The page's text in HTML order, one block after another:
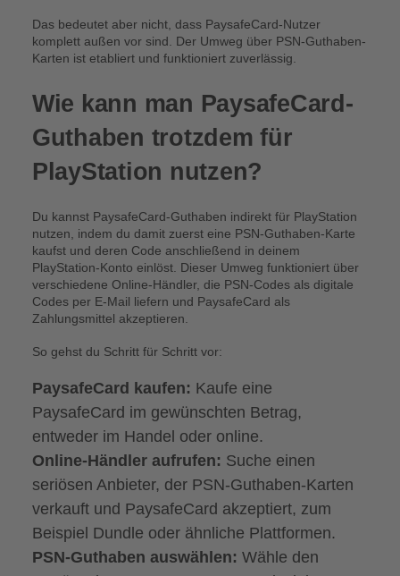
Das bedeutet aber nicht, dass PaysafeCard-Nutzer
komplett außen vor sind. Der Umweg über PSN-Guthaben-
Karten ist etabliert und funktioniert zuverlässig.
Wie kann man PaysafeCard-
Guthaben trotzdem für
PlayStation nutzen?
Du kannst PaysafeCard-Guthaben indirekt für PlayStation
nutzen, indem du damit zuerst eine PSN-Guthaben-Karte
kaufst und deren Code anschließend in deinem
PlayStation-Konto einlöst. Dieser Umweg funktioniert über
verschiedene Online-Händler, die PSN-Codes als digitale
Codes per E-Mail liefern und PaysafeCard als
Zahlungsmittel akzeptieren.
So gehst du Schritt für Schritt vor:
PaysafeCard kaufen: Kaufe eine
PaysafeCard im gewünschten Betrag,
entweder im Handel oder online.
Online-Händler aufrufen: Suche einen
seriösen Anbieter, der PSN-Guthaben-Karten
verkauft und PaysafeCard akzeptiert, zum
Beispiel Dundle oder ähnliche Plattformen.
PSN-Guthaben auswählen: Wähle den